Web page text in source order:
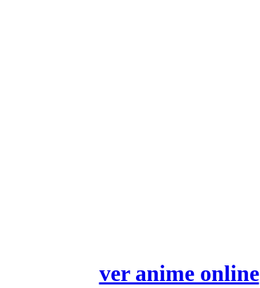
ver anime online